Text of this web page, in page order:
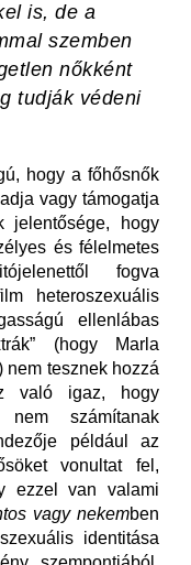
is, de a
szemben
nőkként
tudják védeni
hogy a főhősnők
vagy támogatja
jelentősége, hogy
és félelmetes
fogva
heteroszexuális
ellenlábas
(hogy Marla
nem tesznek hozzá
való igaz, hogy
számítanak
például az
vonultat fel,
ezzel van valami
vagy nekemben
identitása